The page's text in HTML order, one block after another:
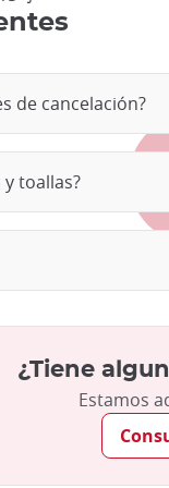
de cancelación?
toallas?
¿Tiene
Estamos